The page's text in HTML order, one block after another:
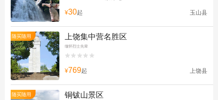
¥30起 玉山县
随买随用 上饶集中营名胜区
缅怀烈士先辈


¥769起 上饶县
随买随用 铜钹山景区